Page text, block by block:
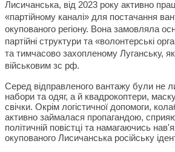
Лисичанська, від 2023 року активно
«партійному каналі» для постачання
окупованого регіону. Вона замовляла
партійні структури та «волонтерські
та тимчасово захопленому Луганську,
військовим зс рф.
Серед відправленого вантажу були не
набори та одяг, а й квадрокоптери,
свічки. Окрім логістичної допомоги,
активно займалася пропагандою,
політичній повістці та намагаючись
окупованого Лисичанська російську